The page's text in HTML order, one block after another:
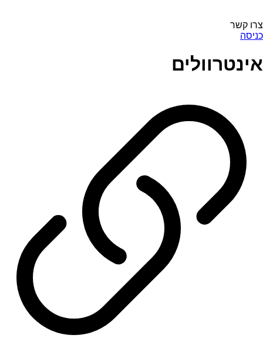
צרו קשר
כניסה
אינטרוולים